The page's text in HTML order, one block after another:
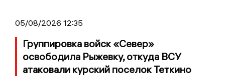
05/08/2026 12:35
Группировка войск «Север»
освободила Рыжевку, откуда ВСУ
атаковали курский поселок Теткино